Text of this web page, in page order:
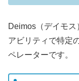
Deimos（デイモ
アビリティで特定
ペレーターです。